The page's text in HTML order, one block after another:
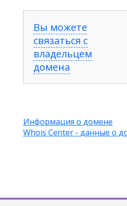
Вы можете
связаться с
владельцем
домена
Информация о домене
Whois Center - данные о